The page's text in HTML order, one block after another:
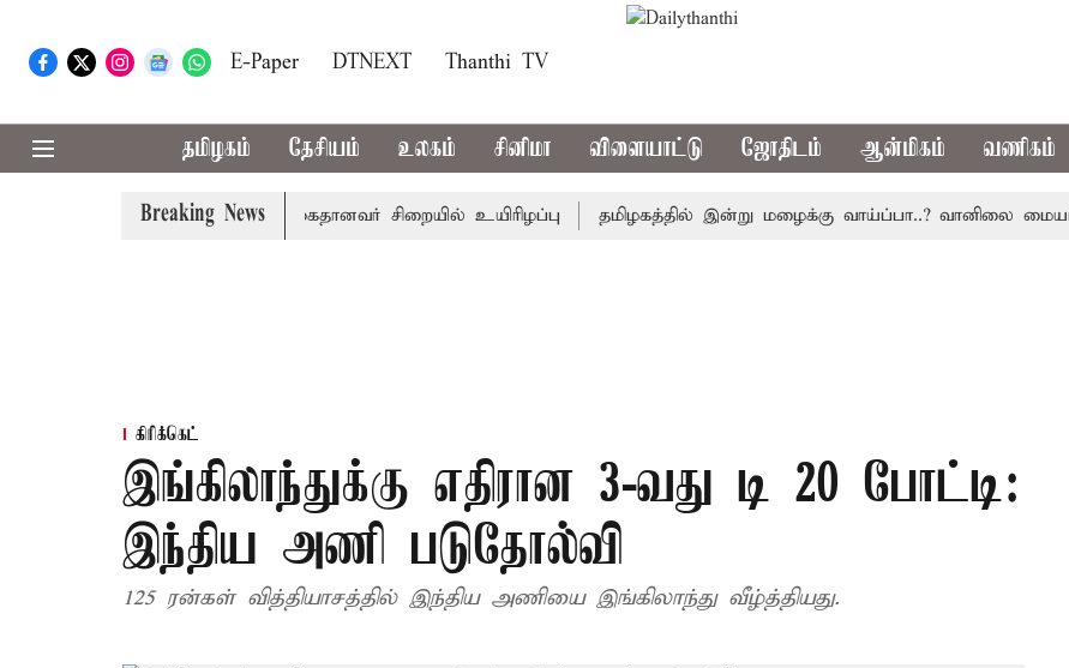
E-Paper DTNEXT Thanthi TV
தமிழகம் தேசியம் உலகம் சினிமா விளையாட்டு ஜோதிடம் ஆன்மிகம் வணிகம்
Breaking News
பழனி கோவில் நில மோசடி: கைதானவர் சிறையில் உயிரிழப்பு தமிழகத்தில் இன்று மழைக்கு வாய்ப்பா..? வானிலை மையம்
கிரிக்கெட்
இங்கிலாந்துக்கு எதிரான 3-வது டி 20 போட்டி:
இந்திய அணி படுதோல்வி
125 ரன்கள் வித்தியாசத்தில் இந்திய அணியை இங்கிலாந்து வீழ்த்தியது.